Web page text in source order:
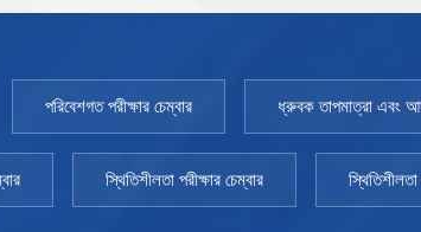
2 ～ 8 ℃
পরিবেশগত পরীক্ষার চেম্বার ধ্রুবক তাপমাত্রা এবং
স্থিতিশীলতা পরীক্ষার চেম্বার স্থিতিশীলতা